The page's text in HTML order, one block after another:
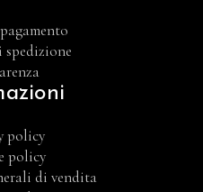
policy
policy
di vendita